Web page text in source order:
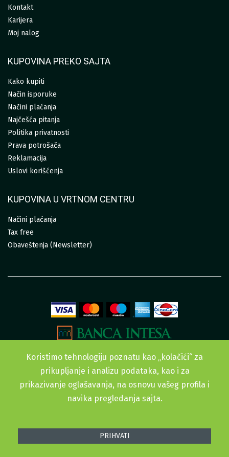
Kontakt
Karijera
Moj nalog
KUPOVINA PREKO SAJTA
Kako kupiti
Način isporuke
Načini plaćanja
Najčešća pitanja
Politika privatnosti
Prava potrošača
Reklamacija
Uslovi korišćenja
KUPOVINA U VRTNOM CENTRU
Načini plaćanja
Tax free
Obaveštenja (Newsletter)
Sva prava zadržana. © 2015-2022 Urban Garden doo
Koristimo tehnologiju poznatu kao „kolačići“ za
prikupljanje i analizu podataka, kao i za
prikazivanje oglašavanja, na osnovu vašeg profila i
navika pregledanja sajta.
PRIHVATI